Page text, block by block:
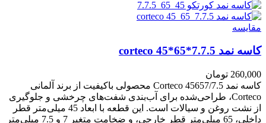
مقايسه
کاسه نمد corteco 45*65*7.7.5
260,000 تومان
کاسه نمد Corteco 45657/7.5 محصولی باکیفیت از برند آلمانی
Corteco، طراحی‌شده برای آب‌بندی شفت‌های چرخشی و جلوگیری
از نشت روغن و سیالات است. این قطعه با ابعاد 45 میلی‌متر قطر
داخلی، 65 میلی‌متر قطر خارجی، و ضخامت متغیر 7 و 7.5 میلی‌متر